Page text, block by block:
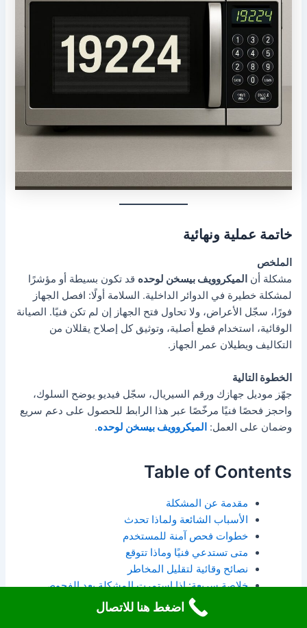
خاتمة عملية ونهائية
الملخص
مشكلة أن الميكروويف بيسخن لوحده قد تكون بسيطة أو مؤشرًا
لمشكلة خطيرة في الدوائر الداخلية. السلامة أولًا: افصل الجهاز
فورًا، سجّل الأعراض، ولا تحاول فتح الجهاز إن لم تكن فنيًا. الصيانة
الوقائية، استخدام قطع أصلية، وتوثيق كل إصلاح يقللان من
التكاليف ويطيلان عمر الجهاز.
الخطوة التالية
جهّز موديل جهازك ورقم السيريال، سجّل فيديو يوضح السلوك،
واحجز فحصًا فنيًا مرخّصًا عبر هذا الرابط للحصول على دعم سريع
وضمان على العمل: الميكروويف بيسخن لوحده.
Table of Contents
مقدمة عن المشكلة
الأسباب الشائعة ولماذا تحدث
خطوات فحص آمنة للمستخدم
متى تستدعي فنيًا وماذا تتوقع
نصائح وقائية لتقليل المخاطر
خلاصة سريعة: إذا استمرت المشكلة بعد الفحوص
الأساسية، أوقف تشغيل الجهاز فورًا، دوّن الأعراض
بالفيديو، واطلب فحصًا فنيًا مرخّصًا لتجنب مخاطر
اضغط هنا للاتصال